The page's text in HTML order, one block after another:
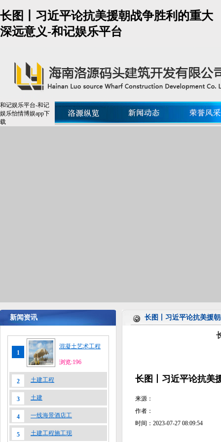
长图丨习近平论抗美援朝战争胜利的重大
深远意义-和记娱乐平台
和记娱乐平台-和记
娱乐怡情博娱app下
载
新闻资讯 长图丨习近平论抗美援
1
混凝土艺术工程
浏览:196
2 土建工程
3 土建
4 一线海景酒店工
5 土建工程施工现
长图丨习近平论抗美
来源：
作者：
时间：2023-07-27 08:09:54